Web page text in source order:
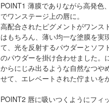
POINT1 薄膜でありながら高発色
でワンステージ上の唇に。
高配合されたピグメントがワンス
はもちろん、薄い均一な塗膜を実
て、光を反射するパウダーとソフ
のパウダーを掛け合わせました。
からにじみ出るような自然なつや
せて、エレベートされた佇まいを
POINT2 唇に吸いつくようにフィ